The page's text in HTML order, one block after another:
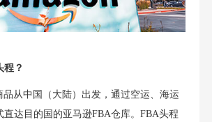
程？
品从中国（大陆）出发，通过空运、海运
直达目的国的亚马逊FBA仓库。FBA头程